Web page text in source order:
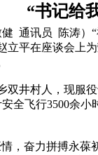
“书记给
讯员 陈涛）“
立平在座谈会上
井村人，现服役
全飞行3500余
奋力拼搏永葆